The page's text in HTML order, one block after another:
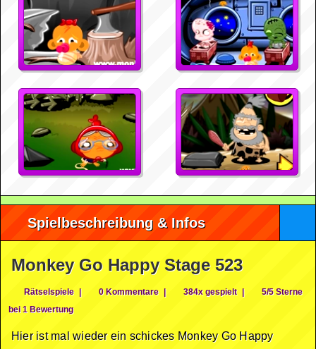
Spielbeschreibung & Infos
Monkey Go Happy Stage 523
Rätselspiele | 0 Kommentare | 384x gespielt |
5/5 Sterne
bei 1 Bewertung
Hier ist mal wieder ein schickes Monkey Go Happy